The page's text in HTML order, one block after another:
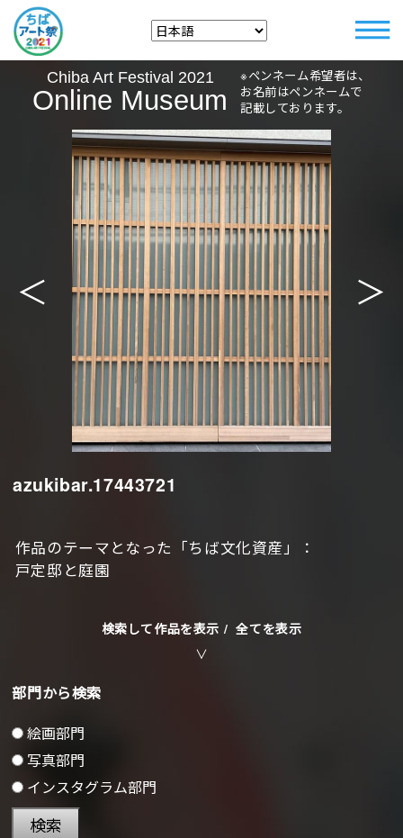
Chiba Art Festival 2021
Online Museum
※ペンネーム希望者は、
お名前はペンネームで
記載しております。
＜ ＞
azukibar.17443721
作品のテーマとなった「ちば文化資産」：
戸定邸と庭園
検索して作品を表示 / 全てを表示
部門から検索
絵画部門
写真部門
インスタグラム部門
検索